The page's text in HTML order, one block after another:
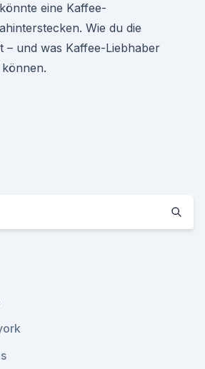
eine Kaffee-
Wie du die
– und was Kaffee-Liebhaber